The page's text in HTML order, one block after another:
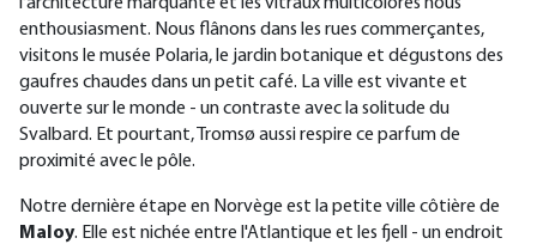
enthousiasment. Nous flânons dans les rues commerçantes,
visitons le musée Polaria, le jardin botanique et dégustons des
gaufres chaudes dans un petit café. La ville est vivante et
ouverte sur le monde - un contraste avec la solitude du
Svalbard. Et pourtant, Tromsø aussi respire ce parfum de
proximité avec le pôle.
Notre dernière étape en Norvège est la petite ville côtière de
Maloy. Elle est nichée entre l'Atlantique et les fjell - un endroit